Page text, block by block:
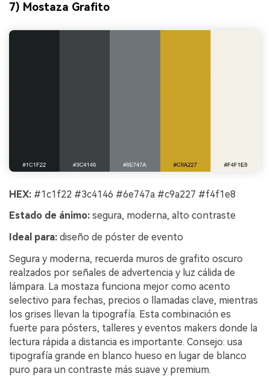
7) Mostaza Grafito
HEX: #1c1f22 #3c4146 #6e747a #c9a227 #f4f1e8
Estado de ánimo: segura, moderna, alto contraste
Ideal para: diseño de póster de evento
Segura y moderna, recuerda muros de grafito oscuro
realzados por señales de advertencia y luz cálida de
lámpara. La mostaza funciona mejor como acento
selectivo para fechas, precios o llamadas clave, mientras
los grises llevan la tipografía. Esta combinación es
fuerte para pósters, talleres y eventos makers donde la
lectura rápida a distancia es importante. Consejo: usa
tipografía grande en blanco hueso en lugar de blanco
puro para un contraste más suave y premium.